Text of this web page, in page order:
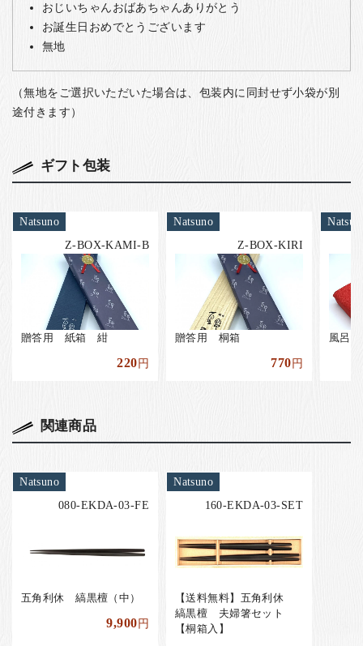
おじいちゃんおばあちゃんありがとう
お誕生日おめでとうございます
無地
（無地をご選択いただいた場合は、包装内に同封せず小袋が別
途付きます）
ギフト包装
Natsuno
Z-BOX-KAMI-B
贈答用 紙箱 紺
220円
Natsuno
Z-BOX-KIRI
贈答用 桐箱
770円
風呂
関連商品
Natsuno
080-EKDA-03-FE
五角利休 縞黒檀（中）
9,900円
Natsuno
160-EKDA-03-SET
【送料無料】五角利休
縞黒檀 夫婦箸セット
【桐箱入】